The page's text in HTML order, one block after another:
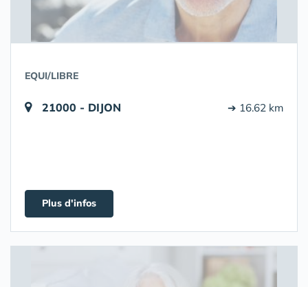
EQUI/LIBRE
21000 - DIJON ➔ 16.62 km
Plus d'infos